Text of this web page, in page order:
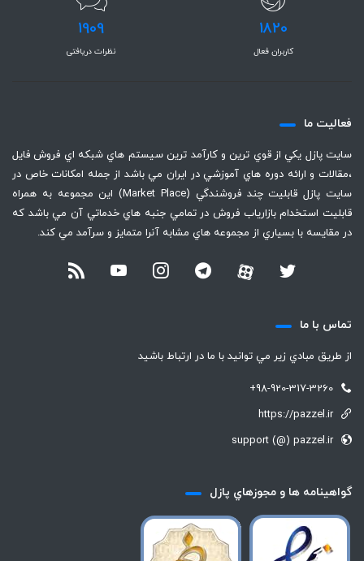
1820
کاربران فعال
1909
نظرات دریافتی
فعاليت ما
سايت پازل يكي از قوي ترين و كارآمد ترين سيستم هاي شبكه اي فروش فايل
،‌مقالات و ارائه دوره هاي آموزشي در ايران مي باشد از جمله امكانات خاص در
سايت پازل قابليت چند فروشندگي (Market Place) اين مجموعه به همراه
قابليت استخدام بازارياب فروش در تمامي جنبه هاي خدماتي آن مي باشد كه
در مقايسه با بسياري از مجموعه هاي مشابه آنرا متمايز و سرآمد مي كند.
تماس با ما
از طريق مبادي زير مي توانيد با ما در ارتباط باشيد
+98-920-317-3260
https://pazzel.ir
support (@) pazzel.ir
گواهينامه ها و مجوزهاي پازل